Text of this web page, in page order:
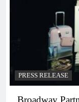
PRESS RELEASE
Broadway